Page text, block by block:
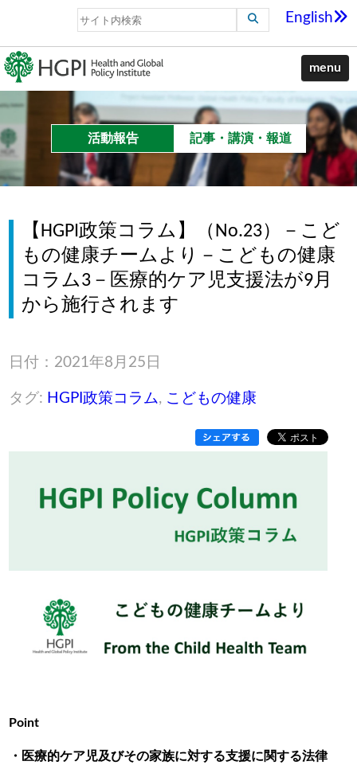
English
menu
活動報告 記事・講演・報道
【HGPI政策コラム】（No.23）－こど
もの健康チームより－こどもの健康
コラム3－医療的ケア児支援法が9月
から施行されます
日付：2021年8月25日
タグ: HGPI政策コラム, こどもの健康
Point
・医療的ケア児及びその家族に対する支援に関する法律